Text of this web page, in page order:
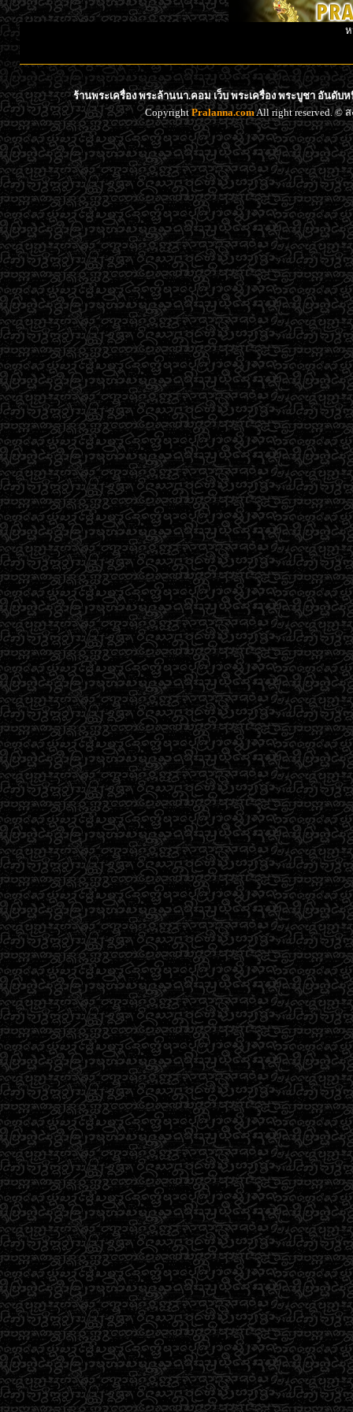
ร้านพระเครื่อง พระล้านนา.คอม เว็บ พระเครื่อง พระบูชา อันดับ
CopyrightPralanna.comAll right reserved. ©